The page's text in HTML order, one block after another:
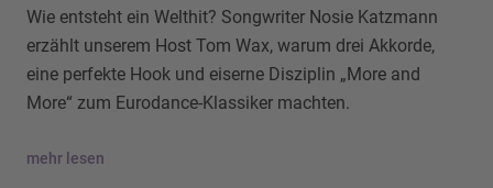
Wie entsteht ein Welthit? Songwriter Nosie Katzmann
erzählt unserem Host Tom Wax, warum drei Akkorde,
eine perfekte Hook und eiserne Disziplin „More and
More“ zum Eurodance-Klassiker machten.
mehr lesen